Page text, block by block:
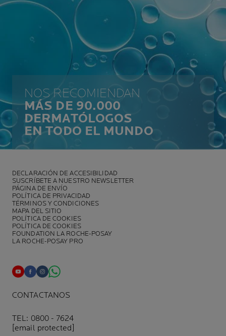
NOS RECOMIENDAN
MÁS DE 90.000
DERMATÓLOGOS
EN TODO EL MUNDO
DECLARACIÓN DE ACCESIBILIDAD
SUSCRÍBETE A NUESTRO NEWSLETTER
PÁGINA DE ENVÍO
POLÍTICA DE PRIVACIDAD
TÉRMINOS Y CONDICIONES
MAPA DEL SITIO
POLÍTICA DE COOKIES
POLÍTICA DE COOKIES
FOUNDATION LA ROCHE-POSAY
LA ROCHE-POSAY PRO
CONTACTANOS
TEL: 0800 - 7624
[email protected]